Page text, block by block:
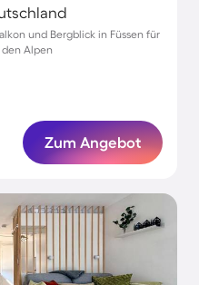
und Bergblick in Füssen für
den Alpen
Zum Angebot